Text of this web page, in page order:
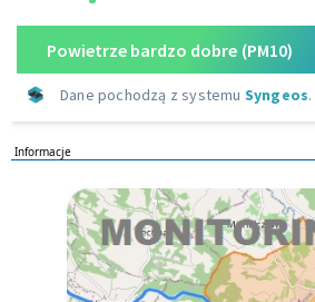
Informacje
Monitoring wod